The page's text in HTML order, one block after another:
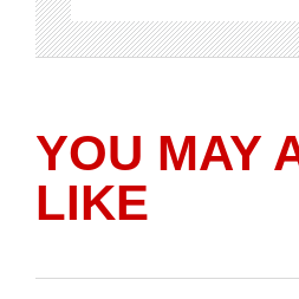
YOU MAY
LIKE